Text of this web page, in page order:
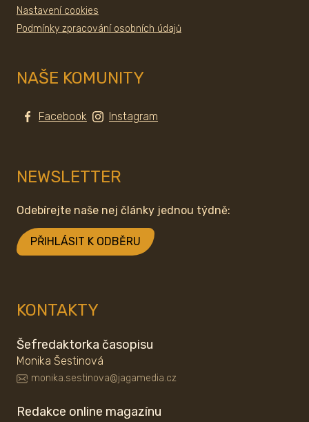
Nastavení cookies
Podmínky zpracování osobních údajů
NAŠE KOMUNITY
Facebook Instagram
NEWSLETTER
Odebírejte naše nej články jednou týdně:
PŘIHLÁSIT K ODBĚRU
KONTAKTY
Šefredaktorka časopisu
Monika Šestinová
monika.sestinova@jagamedia.cz
Redakce online magazínu